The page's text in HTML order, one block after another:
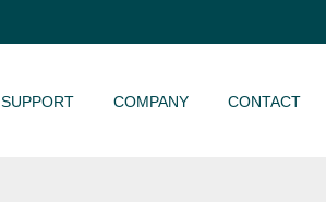
SUPPORT COMPANY CONTACT